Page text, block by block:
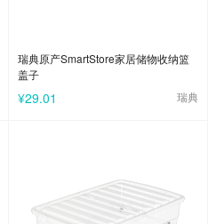
瑞典原产SmartStore家居储物收纳篮
盖子
¥29.01 瑞典